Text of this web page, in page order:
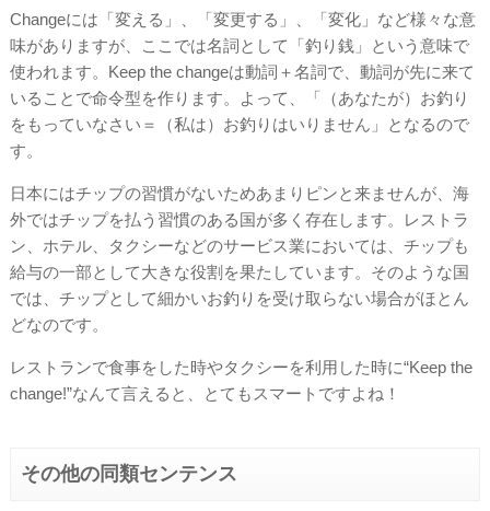
Changeには「変える」、「変更する」、「変化」など様々な意
味がありますが、ここでは名詞として「釣り銭」という意味で
使われます。Keep the changeは動詞＋名詞で、動詞が先に来て
いることで命令型を作ります。よって、「（あなたが）お釣り
をもっていなさい＝（私は）お釣りはいりません」となるので
す。
日本にはチップの習慣がないためあまりピンと来ませんが、海
外ではチップを払う習慣のある国が多く存在します。レストラ
ン、ホテル、タクシーなどのサービス業においては、チップも
給与の一部として大きな役割を果たしています。そのような国
では、チップとして細かいお釣りを受け取らない場合がほとん
どなのです。
レストランで食事をした時やタクシーを利用した時に“Keep the
change!”なんて言えると、とてもスマートですよね！
その他の同類センテンス